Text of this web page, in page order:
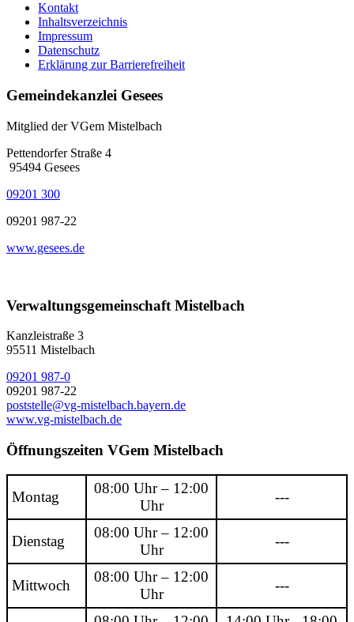
Kontakt
Inhaltsverzeichnis
Impressum
Datenschutz
Erklärung zur Barrierefreiheit
Gemeindekanzlei Gesees
Mitglied der VGem Mistelbach
Pettendorfer Straße 4
95494 Gesees
09201 300
09201 987-22
www.gesees.de
Verwaltungsgemeinschaft Mistelbach
Kanzleistraße 3
95511 Mistelbach
09201 987-0
09201 987-22
poststelle@vg-mistelbach.bayern.de
www.vg-mistelbach.de
Öffnungszeiten VGem Mistelbach
Montag
08:00 Uhr – 12:00
Uhr
---
Dienstag
08:00 Uhr – 12:00
Uhr
---
Mittwoch
08:00 Uhr – 12:00
Uhr
---